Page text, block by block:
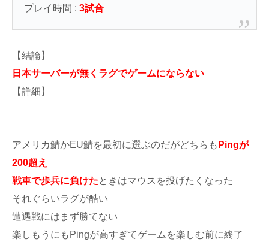
プレイ時間 :3試合
【結論】
日本サーバーが無くラグでゲームにならない
【詳細】
アメリカ鯖かEU鯖を最初に選ぶのだがどちらも Pingが
200超え
戦車で歩兵に負けた ときはマウスを投げたくなった
それぐらいラグが酷い
遭遇戦にはまず勝てない
楽しもうにもPingが高すぎてゲームを楽しむ前に終了